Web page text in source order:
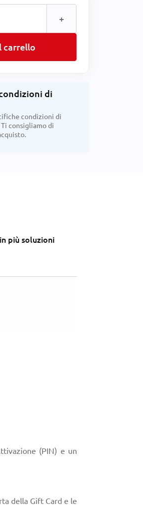
+
carrello
di
condizioni di
consigliamo di
più soluzioni
(PIN) e un
della Gift Card e le